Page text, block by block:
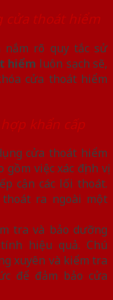
cửa thoát hiểm
nắm rõ quy tắc sử
hiểm luôn sạch sẽ,
cửa thoát hiểm
khẩn cấp
cửa thoát hiểm
việc xác định vị
cận các lối thoát.
ra ngoài một
tra và bảo dưỡng
hiệu quả. Chú
xuyên và kiểm tra
để đảm bảo cửa